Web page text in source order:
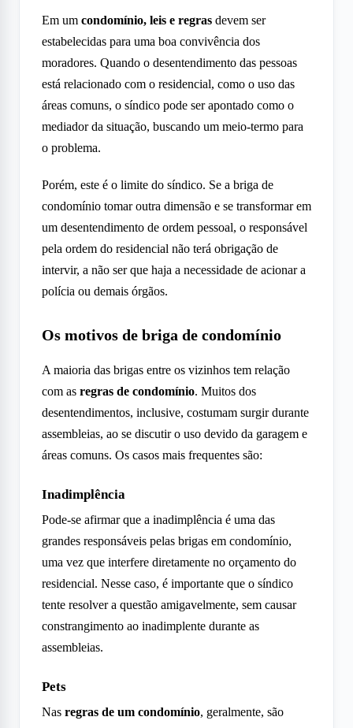
Em um condomínio, leis e regras devem ser
estabelecidas para uma boa convivência dos
moradores. Quando o desentendimento das pessoas
está relacionado com o residencial, como o uso das
áreas comuns, o síndico pode ser apontado como o
mediador da situação, buscando um meio-termo para
o problema.
Porém, este é o limite do síndico. Se a briga de
condomínio tomar outra dimensão e se transformar em
um desentendimento de ordem pessoal, o responsável
pela ordem do residencial não terá obrigação de
intervir, a não ser que haja a necessidade de acionar a
polícia ou demais órgãos.
Os motivos de briga de condomínio
A maioria das brigas entre os vizinhos tem relação
com as regras de condomínio. Muitos dos
desentendimentos, inclusive, costumam surgir durante
assembleias, ao se discutir o uso devido da garagem e
áreas comuns. Os casos mais frequentes são:
Inadimplência
Pode-se afirmar que a inadimplência é uma das
grandes responsáveis pelas brigas em condomínio,
uma vez que interfere diretamente no orçamento do
residencial. Nesse caso, é importante que o síndico
tente resolver a questão amigavelmente, sem causar
constrangimento ao inadimplente durante as
assembleias.
Pets
Nas regras de um condomínio, geralmente, são